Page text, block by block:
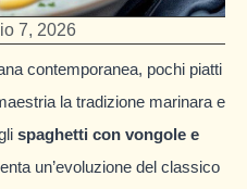
7, 2026
contemporanea, pochi piatti
la tradizione marinara e
spaghetti con vongole e
un’evoluzione del classico